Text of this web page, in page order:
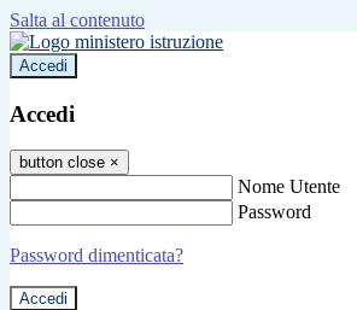
Salta al contenuto
Accedi
Accedi
button close ×
Nome Utente
Password
Password dimenticata?